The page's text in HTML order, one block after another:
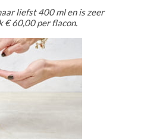
liefst 400 ml en is zeer
€ 60,00 per flacon.